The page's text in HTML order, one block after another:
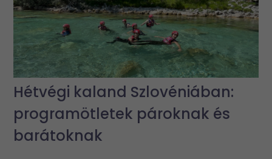
Hétvégi kaland Szlovéniában:
programötletek pároknak és
barátoknak